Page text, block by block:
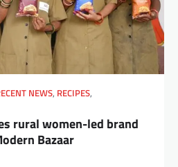
NEWS, RECIPES,
rural women-led brand
Bazaar